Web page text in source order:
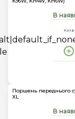
В
Київ
Поршень переднього
XL
В